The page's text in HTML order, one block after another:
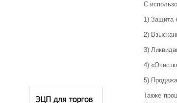
С
1) Защита
2)
3)
4)
5)
Также